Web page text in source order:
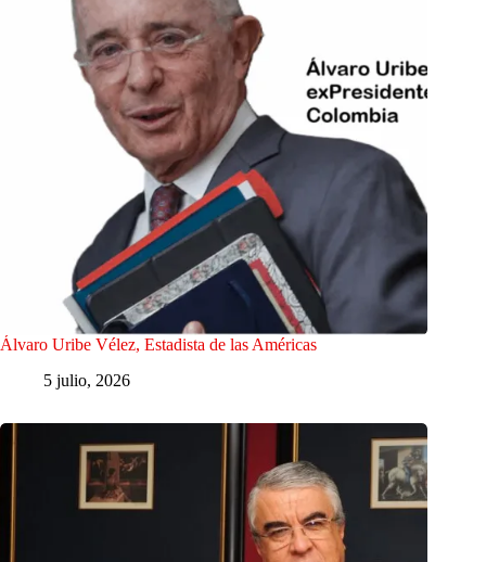
Álvaro Uribe Vélez, Estadista de las Américas
5 julio, 2026